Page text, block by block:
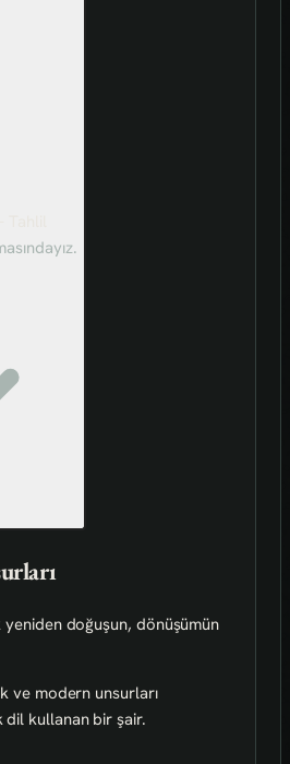
doğuşun, dönüşümün
ve modern unsurları
dil kullanan bir şair.